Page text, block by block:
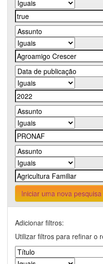
Iniciar uma nova pesquisa
Adicionar filtros:
Utilizar filtros para refinar o